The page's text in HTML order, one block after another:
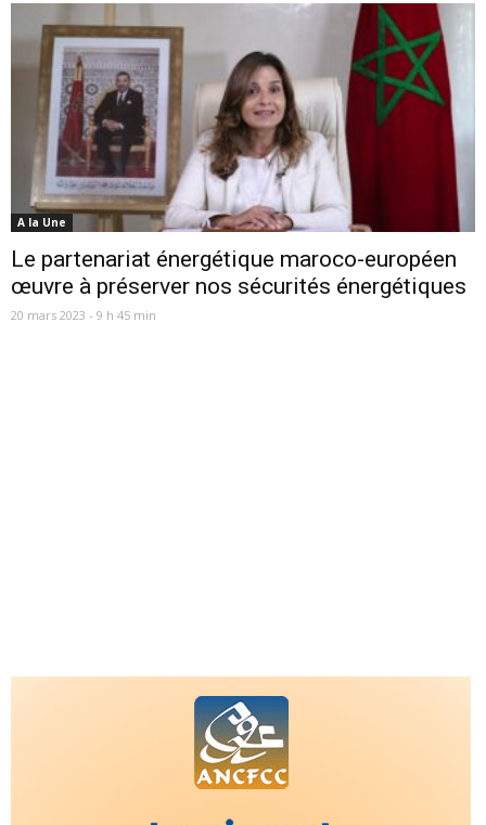
A la Une
Le partenariat énergétique maroco-européen
œuvre à préserver nos sécurités énergétiques
20 mars 2023 - 9 h 45 min